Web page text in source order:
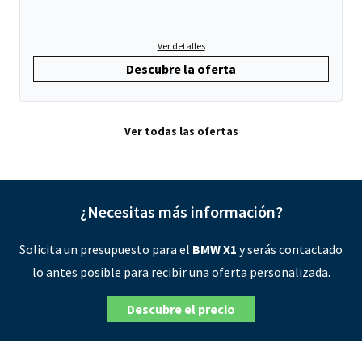
Ver detalles
Descubre la oferta
Ver todas las ofertas
¿Necesitas más información?
Solicita un presupuesto para el BMW X1 y serás contactado
lo antes posible para recibir una oferta personalizada.
Descubre el precio